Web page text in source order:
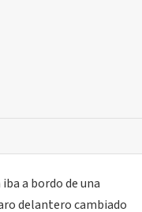
a bordo de una
delantero cambiado